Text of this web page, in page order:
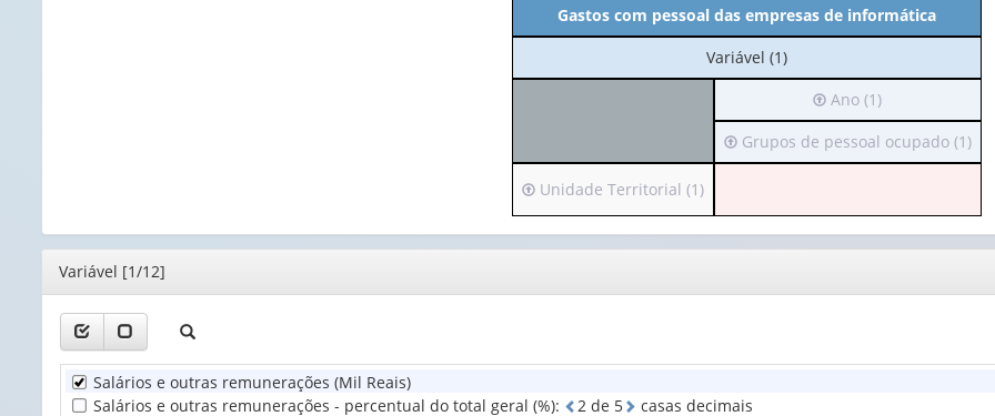
Gastos com pessoal das empresas de informática
No
cabeçalho:
(1)
Variável (1)
Irá
para
o
cabeçalho
1
valor):
Ano
Ano (1)
Irá
para
(possui
apenas
valor):
de
ocupado
Grupos de pessoal ocupado (1)
Irá
para
o
cabeçalho
apenas
Territorial
Unidade Territorial (1)
Editor
Variável [1/12]
Salários e outras remunerações (Mil Reais)
Salários e outras remunerações - percentual do total geral (%): 2 de 5
casas decimais